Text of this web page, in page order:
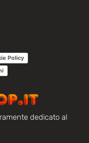
Policy
dedicato al